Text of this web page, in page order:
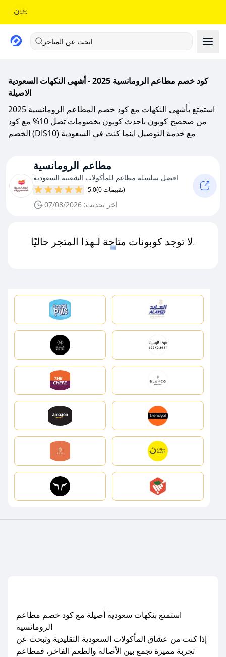
ابحث عن المتاجر
كود خصم مطاعم الرومانسية 2025 - أشهى النكهات السعودية
الاصيلة
استمتع بأشهى النكهات مع كود خصم المطاعم الرومانسية 2025
من صحصح كوبون باحدث كوبون بخصومات تصل 10% مع كود
الخصم (DIS10) مع خدمة التوصيل اينما كنت في السعودية
مطاعم الرومانسية
افضل سلسلة مطاعم للمأكولات الشعبية السعودية
5.0 (0 تقييمات)
اخر تحديث: 07/08/2026
لا توجد كوبونات متاحة لـهذا المتجر حاليًا.
استمتع بنكهات سعودية أصيلة مع كود خصم مطاعم
الرومانسية
إذا كنت من عشاق المأكولات السعودية التقليدية وتبحث عن
تجربة مميزة تجمع بين الأصالة والطعم الفاخر، فمطاعم